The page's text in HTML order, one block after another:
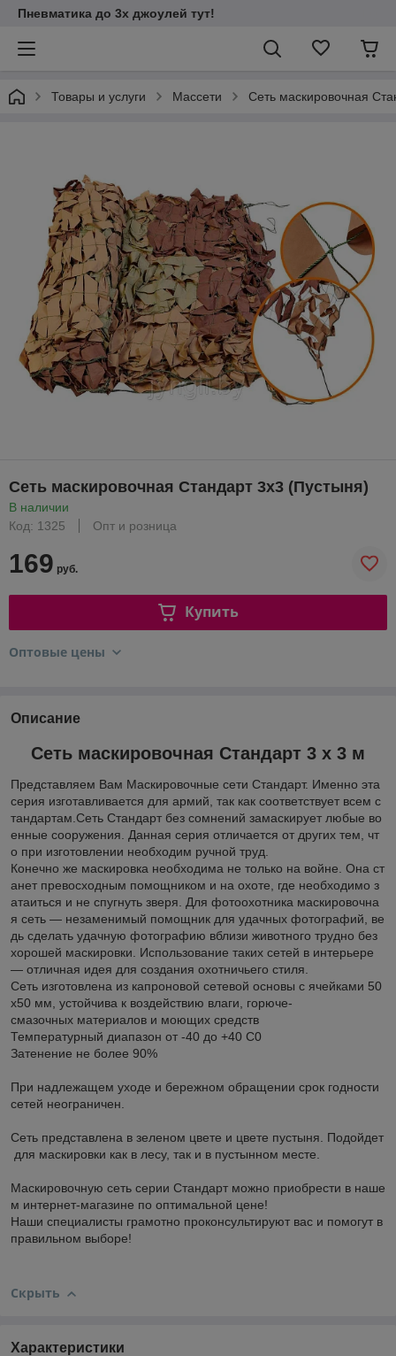
Пневматика до 3х джоулей тут!
Товары и услуги Массети Сеть маскировочная
Сеть маскировочная Стандарт 3х3 (Пустыня)
В наличии
Код: 1325
Опт и розница
169 руб.
Купить
Оптовые цены
Описание
Сеть маскировочная Стандарт 3 x 3 м
Представляем Вам Маскировочные сети Стандарт. Именно эта
серия изготавливается для армий, так как соответствует всем с
тандартам.Сеть Стандарт без сомнений замаскирует любые во
енные сооружения. Данная серия отличается от других тем, чт
о при изготовлении необходим ручной труд.
Конечно же маскировка необходима не только на войне. Она ст
анет превосходным помощником и на охоте, где необходимо з
атаиться и не спугнуть зверя. Для фотоохотника маскировочна
я сеть — незаменимый помощник для удачных фотографий, ве
дь сделать удачную фотографию вблизи животного трудно без
хорошей маскировки. Использование таких сетей в интерьере
— отличная идея для создания охотничьего стиля.
Сеть изготовлена из капроновой сетевой основы с ячейками 50
х50 мм, устойчива к воздействию влаги, горюче-
смазочных материалов и моющих средств
Температурный диапазон от -40 до +40 C0
Затенение не более 90%
При надлежащем уходе и бережном обращении срок годности
сетей неограничен.
Сеть представлена в зеленом цвете и цвете пустыня. Подойдет
для маскировки как в лесу, так и в пустынном месте.
Маскировочную сеть серии Стандарт можно приобрести в наше
м интернет-магазине по оптимальной цене!
Наши специалисты грамотно проконсультируют вас и помогут в
правильном выборе!
Скрыть
Характеристики